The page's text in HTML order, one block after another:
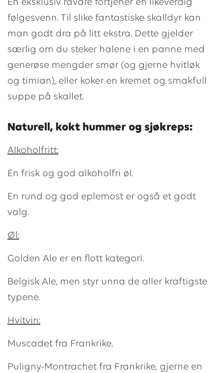
En eksklusiv råvare fortjener en likeverdig
følgesvenn. Til slike fantastiske skalldyr kan
man godt dra på litt ekstra. Dette gjelder
særlig om du steker halene i en panne med
generøse mengder smør (og gjerne hvitløk
og timian), eller koker en kremet og smakfull
suppe på skallet.
Naturell, kokt hummer og sjøkreps:
Alkoholfritt:
En frisk og god alkoholfri øl.
En rund og god eplemost er også et godt
valg.
Øl:
Golden Ale er en flott kategori.
Belgisk Ale, men styr unna de aller kraftigste
typene.
Hvitvin:
Muscadet fra Frankrike.
Puligny-Montrachet fra Frankrike, gjerne en